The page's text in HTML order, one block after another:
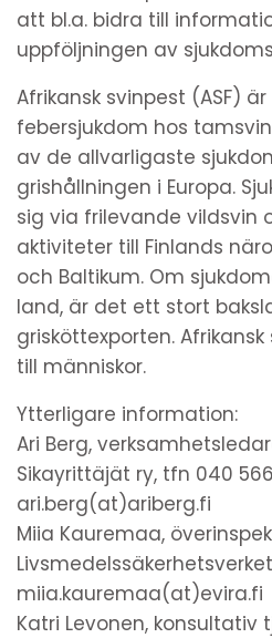
att bl.a. bidra till
uppföljningen av
Afrikansk svinpest (ASF)
febersjukdom hos
av de allvarligaste
grishållningen i Europa.
sig via frilevande vildsvin
aktiviteter till Finlands
och Baltikum. Om
land, är det ett stort
grisköttexporten.
till människor.
Ytterligare information:
Ari Berg,
Sikayrittäjät ry, tfn 040
ari.berg(at)ariberg.fi
Miia Kauremaa,
miia.kauremaa(at)evira.fi
Katri Levonen,